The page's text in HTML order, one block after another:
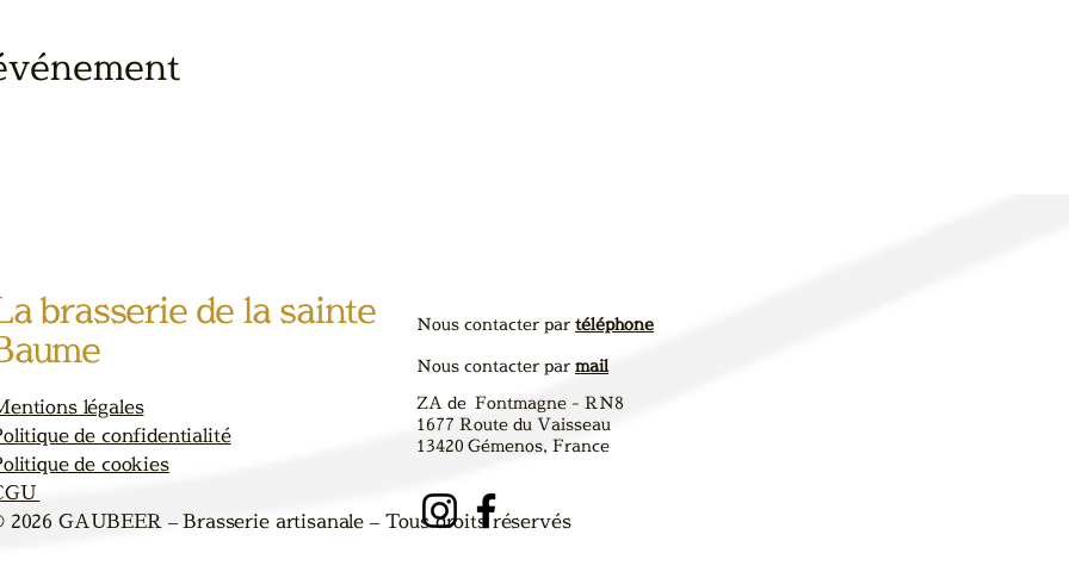
brasserie de la sainte
légales
de confidentialité
de cookies
2026 GAUBEER – Brasserie artisanale – Tous droits réservés
Nous contacter par téléphone
Nous contacter par mail
ZA de Fontmagne - RN8
1677 Route du Vaisseau
13420 Gémenos, France